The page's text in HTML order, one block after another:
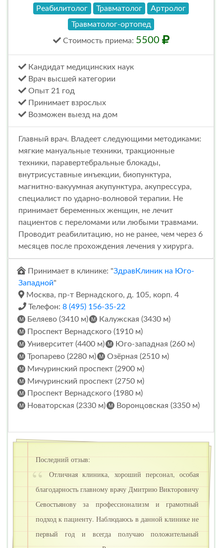
Реабилитолог
Травматолог
Артролог
Травматолог-ортопед
Стоимость приема: 5500
Кандидат медицинских наук
Врач высшей категории
Опыт 21 год
Принимает взрослых
Возможен выезд на дом
Главный врач. Владеет следующими методиками:
мягкие мануальные техники, тракционные
техники, паравертебральные блокады,
внутрисуставные инъекции, биопунктура,
магнитно-вакуумная акупунктура, акупрессура,
специалист по ударно-волновой терапии. Не
принимает беременных женщин, не лечит
пациентов с переломами или любыми травмами.
Проводит реабилитацию, но не ранее, чем через 6
месяцев после прохождения лечения у хирурга.
Принимает в клинике: "ЗдравКлиник на Юго-
Западной"
Москва, пр-т Вернадского, д. 105, корп. 4
Телефон: 8 (495) 156-35-22
Беляево (3410 м)
Калужская (3430 м)
Проспект Вернадского (1910 м)
Университет (4400 м)
Юго-западная (260 м)
Тропарево (2280 м)
Озёрная (2510 м)
Мичуринский проспект (2900 м)
Мичуринский проспект (2750 м)
Проспект Вернадского (1980 м)
Новаторская (2330 м)
Воронцовская (3350 м)
Последний отзыв:
Отличная клиника, хороший персонал, особая
благодарность главному врачу Дмитрию Викторовичу
Севостьянову за профессионализм и грамотный
подход к пациенту. Наблюдаюсь в данной клинике не
первый год и всегда получаю положительный